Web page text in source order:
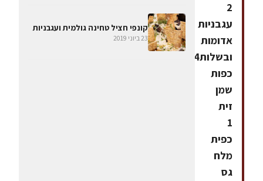
2
עגבניות
אדומות
ובשלות4
כפות
שמן
זית
1
כפית
מלח
גס
קונפי חציל טחינה גולמית ועגבניות
23 ביוני 2019